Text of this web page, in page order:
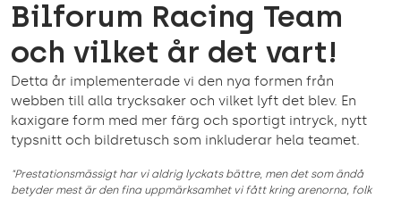
Bilforum Racing Team
och vilket år det vart!
Detta år implementerade vi den nya formen från
webben till alla trycksaker och vilket lyft det blev. En
kaxigare form med mer färg och sportigt intryck, nytt
typsnitt och bildretusch som inkluderar hela teamet.
"Prestationsmässigt har vi aldrig lyckats bättre, men det som ändå
betyder mest är den fina ­uppmärksamhet vi fått kring arenorna, folk